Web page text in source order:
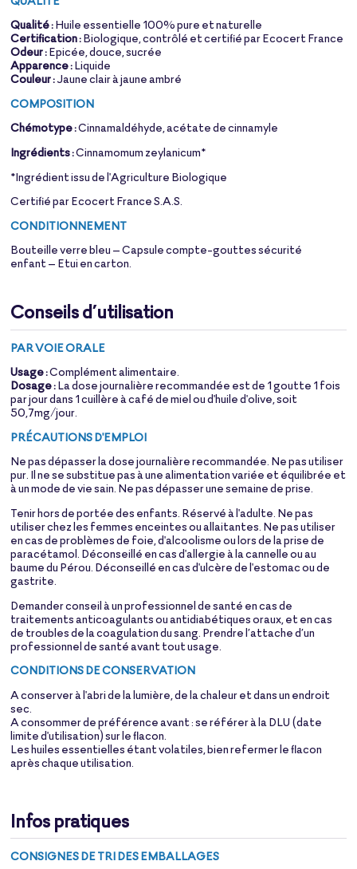
Qualité :Huile essentielle 100% pure et naturelle
Certification :Biologique, contrôlé et certifié par Ecocert France
Odeur :Epicée, douce, sucrée
Apparence :Liquide
Couleur :Jaune clair à jaune ambré
COMPOSITION
Chémotype :Cinnamaldéhyde, acétate de cinnamyle
Ingrédients :Cinnamomum zeylanicum*
*Ingrédient issu de l'Agriculture Biologique
Certifié par Ecocert France S.A.S.
CONDITIONNEMENT
Bouteille verre bleu – Capsule compte-gouttes sécurité
enfant – Etui en carton.
Conseils d’utilisation
PAR VOIE ORALE
Usage :Complément alimentaire.
Dosage :La dose journalière recommandée est de 1 goutte 1 fois
par jour dans 1 cuillère à café de miel ou d'huile d'olive, soit
50,7mg/jour.
PRÉCAUTIONS D'EMPLOI
Ne pas dépasser la dose journalière recommandée. Ne pas utiliser
pur. Il ne se substitue pas à une alimentation variée et équilibrée et
à un mode de vie sain. Ne pas dépasser une semaine de prise.
Tenir hors de portée des enfants. Réservé à l'adulte. Ne pas
utiliser chez les femmes enceintes ou allaitantes. Ne pas utiliser
en cas de problèmes de foie, d'alcoolisme ou lors de la prise de
paracétamol. Déconseillé en cas d'allergie à la cannelle ou au
baume du Pérou. Déconseillé en cas d'ulcère de l'estomac ou de
gastrite.
Demander conseil à un professionnel de santé en cas de
traitements anticoagulants ou antidiabétiques oraux, et en cas
de troubles de la coagulation du sang. Prendre l’attache d’un
professionnel de santé avant tout usage.
CONDITIONS DE CONSERVATION
A conserver à l'abri de la lumière, de la chaleur et dans un endroit
sec.
A consommer de préférence avant : se référer à la DLU (date
limite d'utilisation) sur le flacon.
Les huiles essentielles étant volatiles, bien refermer le flacon
après chaque utilisation.
Infos pratiques
CONSIGNES DE TRI DES EMBALLAGES